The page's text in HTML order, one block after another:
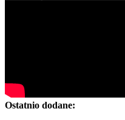
Ostatnio dodane: